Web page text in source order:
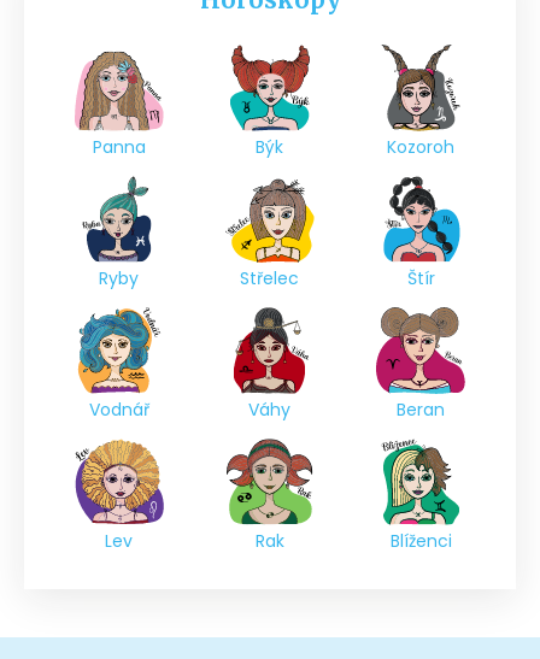
Panna Býk Kozoroh
Ryby Střelec Štír
Vodnář Váhy Beran
Lev Rak Blíženci